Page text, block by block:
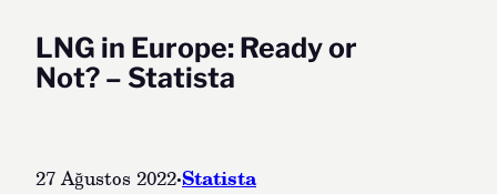
LNG in Europe: Ready or
Not? – Statista
27 Ağustos 2022·Statista